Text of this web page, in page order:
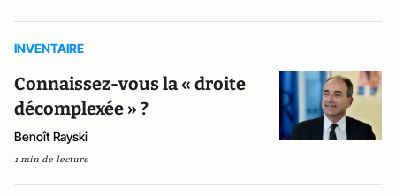
INVENTAIRE
Connaissez-vous la « droite
décomplexée » ?
Benoît Rayski
1 min de lecture